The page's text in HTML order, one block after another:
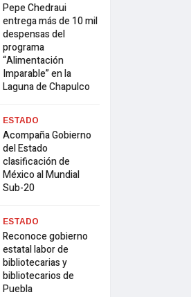
Pepe Chedraui
entrega más de 10 mil
despensas del
programa
“Alimentación
Imparable” en la
Laguna de Chapulco
ESTADO
Acompaña Gobierno
del Estado
clasificación de
México al Mundial
Sub-20
ESTADO
Reconoce gobierno
estatal labor de
bibliotecarias y
bibliotecarios de
Puebla